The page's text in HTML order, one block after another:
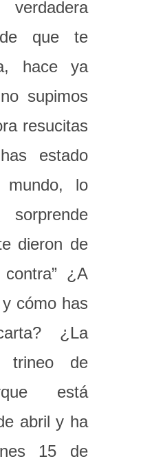
que te
hace ya
supimos
resucitas
estado
mundo, lo
dieron de
¿A
cómo has
¿La
trineo de
está
abril y ha
15 de